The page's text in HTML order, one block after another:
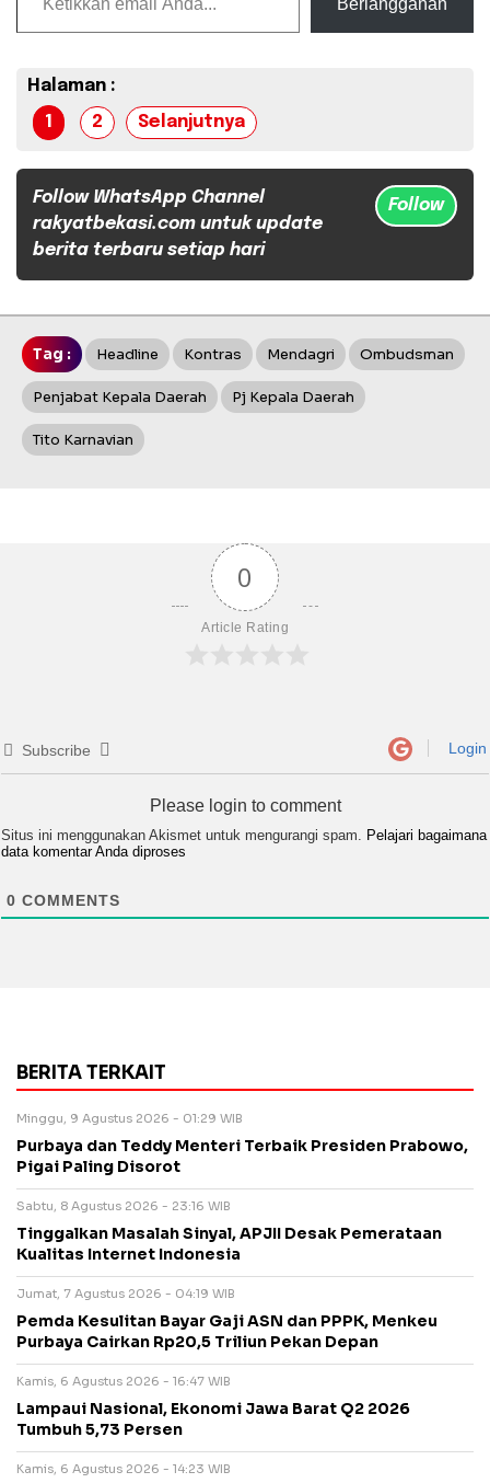
Halaman :
1
2 Selanjutnya
Follow WhatsApp Channel
rakyatbekasi.com untuk update
berita terbaru setiap hari
Follow
Tag : Headline Kontras Mendagri Ombudsman
Penjabat Kepala Daerah Pj Kepala Daerah
Tito Karnavian
0
Article Rating
Subscribe Login
Please login to comment
Situs ini menggunakan Akismet untuk mengurangi spam.
Pelajari bagaimana
data komentar Anda diproses
0 COMMENTS
BERITA TERKAIT
Minggu, 9 Agustus 2026 - 01:29 WIB
Purbaya dan Teddy Menteri Terbaik Presiden Prabowo,
Pigai Paling Disorot
Sabtu, 8 Agustus 2026 - 23:16 WIB
Tinggalkan Masalah Sinyal, APJII Desak Pemerataan
Kualitas Internet Indonesia
Jumat, 7 Agustus 2026 - 04:19 WIB
Pemda Kesulitan Bayar Gaji ASN dan PPPK, Menkeu
Purbaya Cairkan Rp20,5 Triliun Pekan Depan
Kamis, 6 Agustus 2026 - 16:47 WIB
Lampaui Nasional, Ekonomi Jawa Barat Q2 2026
Tumbuh 5,73 Persen
Kamis, 6 Agustus 2026 - 14:23 WIB